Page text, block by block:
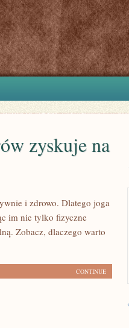
zyskuje na
i zdrowo. Dlatego joga
im nie tylko fizyczne
Zobacz, dlaczego warto
CONTINUE